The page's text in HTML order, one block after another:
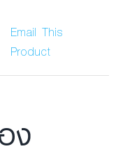
Email This
Product
ง